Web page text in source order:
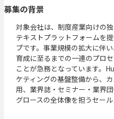
募集の背景
対象会社は、制度産業向けの
テキストプラットフォームを
プです。事業規模の拡大に伴
育成に至るまでの一連のプロ
ことが急務となっています。
ケティングの基盤整備から、
用、業界誌・セミナー・業界
グロースの全体像を担うセー